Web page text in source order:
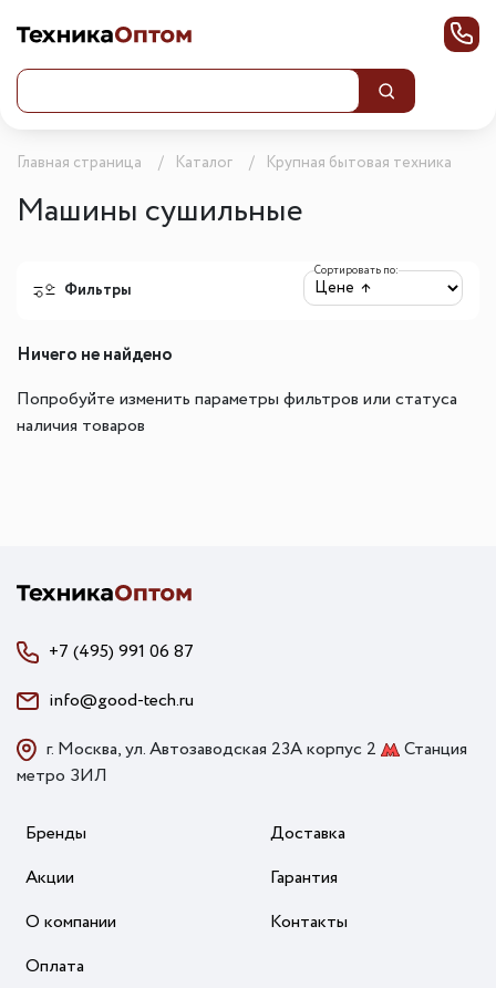
Главная страница Каталог Крупная бытовая техника
Машины сушильные
Фильтры
Сортировать по:
Ничего не найдено
Попробуйте изменить параметры фильтров или статуса
наличия товаров
+7 (495) 991 06 87
info@good-tech.ru
г. Москва, ул. Автозаводская 23А корпус 2
Станция
метро ЗИЛ
Бренды
Акции
О компании
Оплата
Доставка
Гарантия
Контакты